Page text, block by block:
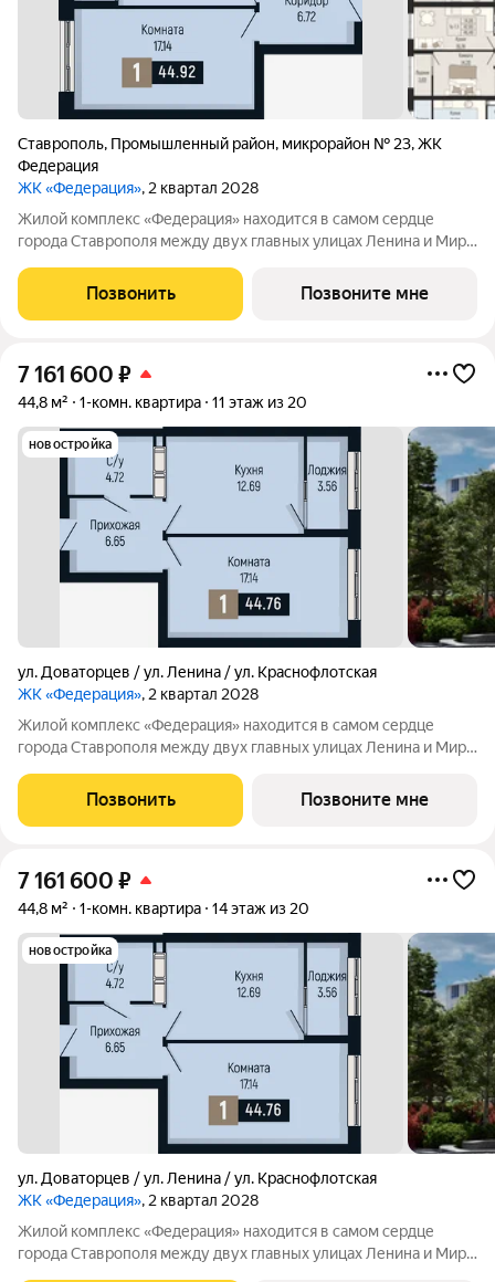
Ставрополь, Промышленный район, микрорайон № 23,ЖК
Федерация
ЖК «Федерация», 2 квартал 2028
Жилой комплекс «Федерация» находится в самом сердце
города Ставрополя между двух главных улицах Ленина и Мира,
Доваторцев. Зеленый двор способен придать новый уровень
качеству жизни, а его хозяину
Позвонить Позвоните мне
7 161 600 ₽
44,8 м² 1-комн. квартира 11 этаж из 20
новостройка
ул. Доваторцев / ул. Ленина / ул. Краснофлотская
ЖК «Федерация», 2 квартал 2028
Жилой комплекс «Федерация» находится в самом сердце
города Ставрополя между двух главных улицах Ленина и Мира,
Доваторцев. Зеленый двор способен придать новый уровень
качеству жизни, а его хозяину
Позвонить Позвоните мне
7 161 600 ₽
44,8 м² 1-комн. квартира 14 этаж из 20
новостройка
ул. Доваторцев / ул. Ленина / ул. Краснофлотская
ЖК «Федерация», 2 квартал 2028
Жилой комплекс «Федерация» находится в самом сердце
города Ставрополя между двух главных улицах Ленина и Мира,